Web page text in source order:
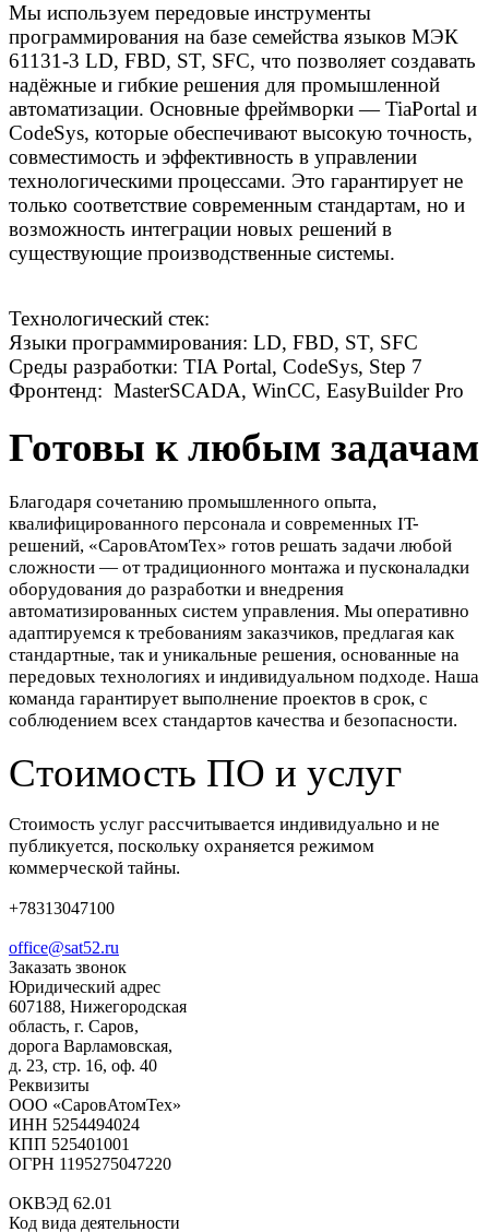
Мы используем передовые инструменты
программирования на базе семейства языков МЭК
61131-3 LD, FBD, ST, SFC, что позволяет создавать
надёжные и гибкие решения для промышленной
автоматизации. Основные фреймворки — TiaPortal и
CodeSys, которые обеспечивают высокую точность,
совместимость и эффективность в управлении
технологическими процессами. Это гарантирует не
только соответствие современным стандартам, но и
возможность интеграции новых решений в
существующие производственные системы.
Технологический стек:
Языки программирования: LD, FBD, ST, SFC
Среды разработки: TIA Portal, CodeSys, Step 7
Фронтенд: MasterSCADA, WinCC, EasyBuilder Pro
Готовы к любым задачам
Благодаря сочетанию промышленного опыта,
квалифицированного персонала и современных IT-
решений, «СаровАтомТех» готов решать задачи любой
сложности — от традиционного монтажа и пусконаладки
оборудования до разработки и внедрения
автоматизированных систем управления. Мы оперативно
адаптируемся к требованиям заказчиков, предлагая как
стандартные, так и уникальные решения, основанные на
передовых технологиях и индивидуальном подходе. Наша
команда гарантирует выполнение проектов в срок, с
соблюдением всех стандартов качества и безопасности.
Стоимость ПО и услуг
Стоимость услуг рассчитывается индивидуально и не
публикуется, поскольку охраняется режимом
коммерческой тайны.
+78313047100
office@sat52.ru
Заказать звонок
Юридический адрес
607188, Нижегородская
область, г. Саров,
дорога Варламовская,
д. 23, стр. 16, оф. 40
Реквизиты
ООО «СаровАтомТех»
ИНН 5254494024
КПП 525401001
ОГРН 1195275047220
ОКВЭД 62.01
Код вида деятельности